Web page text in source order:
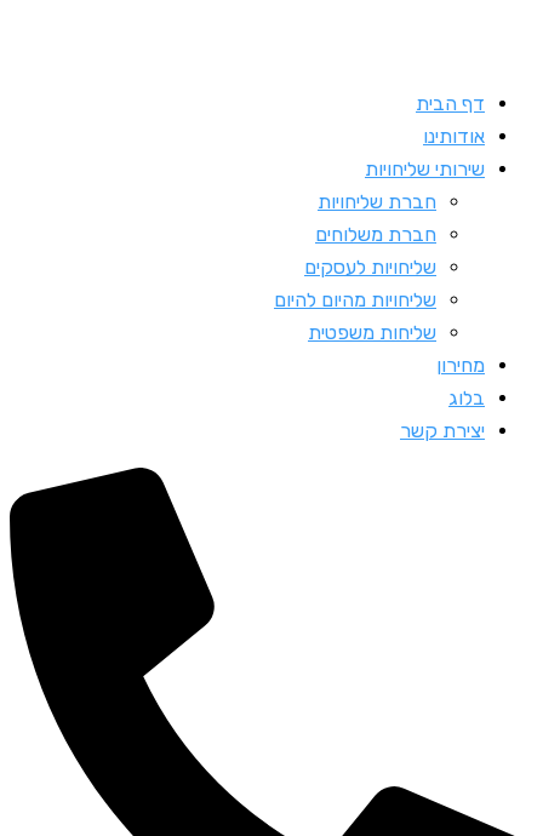
דף הבית
אודותינו
שירותי שליחויות
חברת שליחויות
חברת משלוחים
שליחויות לעסקים
שליחויות מהיום להיום
שליחות משפטית
מחירון
בלוג
יצירת קשר